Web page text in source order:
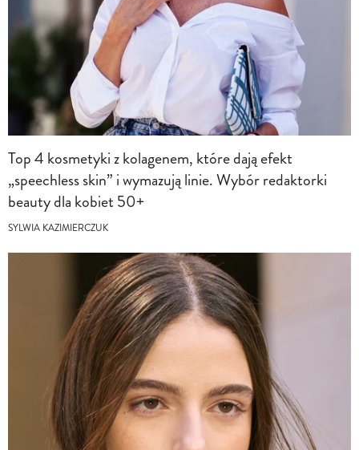
Top 4 kosmetyki z kolagenem, które dają efekt
„speechless skin” i wymazują linie. Wybór redaktorki
beauty dla kobiet 50+
SYLWIA KAZIMIERCZUK